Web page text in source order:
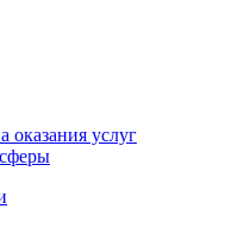
оказания услуг